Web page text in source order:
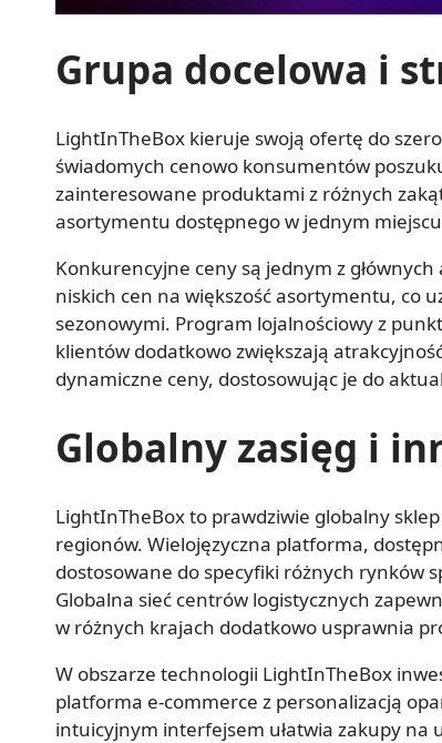
Grupa docelowa i
LightInTheBox kieruje swoją ofertę do
świadomych cenowo konsumentów
zainteresowane produktami z różnych
asortymentu dostępnego w jednym
Konkurencyjne ceny są jednym z
niskich cen na większość asortymentu, co
sezonowymi. Program lojalnościowy z
klientów dodatkowo zwiększają
dynamiczne ceny, dostosowując je do
Globalny zasięg i
LightInTheBox to prawdziwie globalny
regionów. Wielojęzyczna platforma,
dostosowane do specyfiki różnych rynków
Globalna sieć centrów logistycznych
w różnych krajach dodatkowo usprawnia
W obszarze technologii LightInTheBox
platforma e-commerce z personalizacją
intuicyjnym interfejsem ułatwia zakupy na